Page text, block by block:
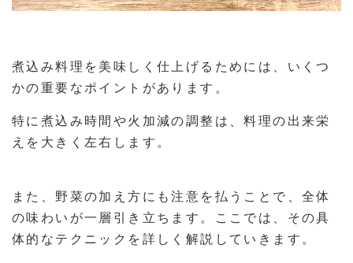
煮込み料理を美味しく仕上げるためには、いくつ
かの重要なポイントがあります。
特に煮込み時間や火加減の調整は、料理の出来栄
えを大きく左右します。
また、野菜の加え方にも注意を払うことで、全体
の味わいが一層引き立ちます。ここでは、その具
体的なテクニックを詳しく解説していきます。